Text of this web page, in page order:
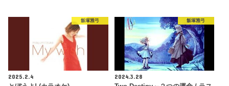
飯塚雅弓
2025.2.4
飯塚雅弓
2024.3.28